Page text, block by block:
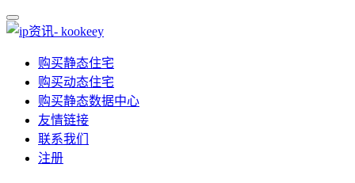
购买静态住宅
购买动态住宅
购买静态数据中心
友情链接
联系我们
注册